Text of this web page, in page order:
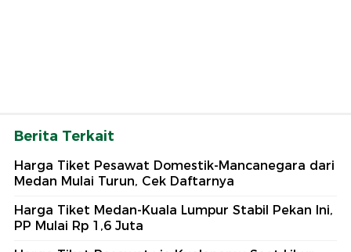
Berita Terkait
Harga Tiket Pesawat Domestik-Mancanegara dari
Medan Mulai Turun, Cek Daftarnya
Harga Tiket Medan-Kuala Lumpur Stabil Pekan Ini,
PP Mulai Rp 1,6 Juta